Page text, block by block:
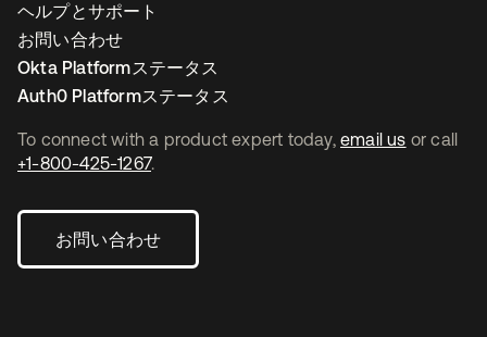
To connect with a product expert today, email us or call
+1-800-425-1267.
お問い合わせ
ヘルプとサポート
お問い合わせ
Okta Platformステータス
Auth0 Platformステータス